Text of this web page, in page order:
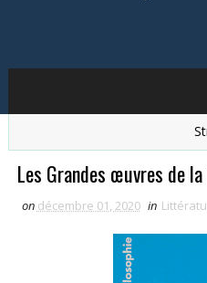
Les Grandes œuvres de
on décembre 01, 2020 in